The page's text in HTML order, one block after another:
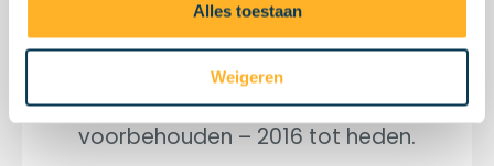
Alles toestaan
Weigeren
ConfiGo – © Copyright – Alle rechten
voorbehouden – 2016 tot heden.